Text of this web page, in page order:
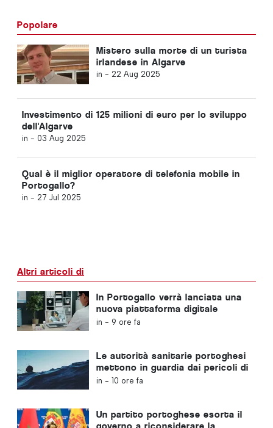
Popolare
Mistero sulla morte di un turista
irlandese in Algarve
in - 22 Aug 2025
Investimento di 125 milioni di euro per lo sviluppo
dell'Algarve
in - 03 Aug 2025
Qual è il miglior operatore di telefonia mobile in
Portogallo?
in - 27 Jul 2025
Altri articoli di
In Portogallo verrà lanciata una
nuova piattaforma digitale
dedicata alla sanità
in - 9 ore fa
Le autorità sanitarie portoghesi
mettono in guardia dai pericoli di
annegamento
in - 10 ore fa
Un partito portoghese esorta il